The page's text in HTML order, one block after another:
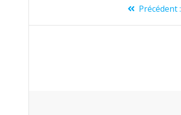
Précédent :